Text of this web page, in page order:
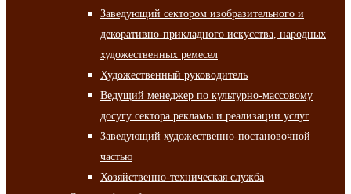
Заведующий сектором изобразительного и
декоративно-прикладного искусства, народных
художественных ремесел
Художественный руководитель
Ведущий менеджер по культурно-массовому
досугу сектора рекламы и реализации услуг
Заведующий художественно-постановочной
частью
Хозяйственно-техническая служба